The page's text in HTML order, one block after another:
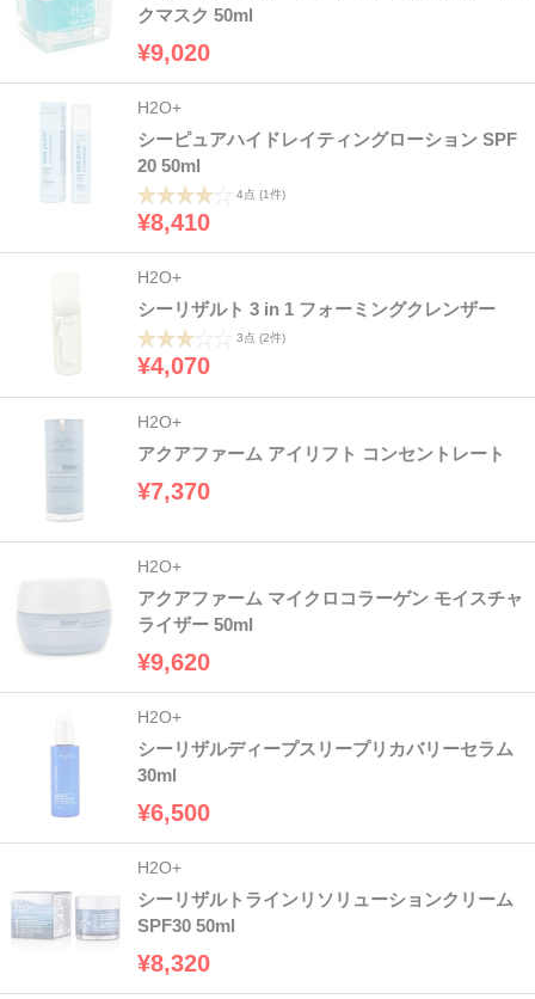
クマスク 50ml
¥9,020
H2O+
シーピュアハイドレイティングローション SPF
20 50ml
4点 (1件)
¥8,410
H2O+
シーリザルト 3 in 1 フォーミングクレンザー
3点 (2件)
¥4,070
H2O+
アクアファーム アイリフト コンセントレート
¥7,370
H2O+
アクアファーム マイクロコラーゲン モイスチャ
ライザー 50ml
¥9,620
H2O+
シーリザルディープスリープリカバリーセラム
30ml
¥6,500
H2O+
シーリザルトラインリソリューションクリーム
SPF30 50ml
¥8,320